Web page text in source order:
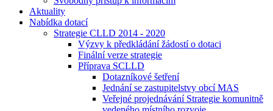
Aktuality
Nabídka dotací
Strategie CLLD 2014 - 2020
Výzvy k předkládání žádostí o dotaci
Finální verze strategie
Příprava SCLLD
Dotazníkové šetření
Jednání se zastupitelstvy obcí MAS
Veřejné projednávání Strategie komunitně